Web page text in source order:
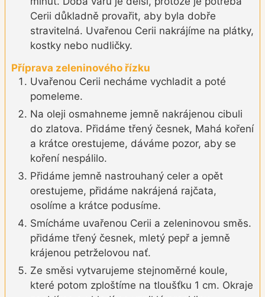
Cerii důkladně provařit, aby byla dobře
stravitelná. Uvařenou Cerii nakrájíme na plátky,
kostky nebo nudličky.
Příprava zeleninového řízku
Uvařenou Cerii necháme vychladit a poté
pomeleme.
Na oleji osmahneme jemně nakrájenou cibuli
do zlatova. Přidáme třený česnek, Mahá koření
a krátce orestujeme, dáváme pozor, aby se
koření nespálilo.
Přidáme jemně nastrouhaný celer a opět
orestujeme, přidáme nakrájená rajčata,
osolíme a krátce podusíme.
Smícháme uvařenou Cerii a zeleninovou směs.
přidáme třený česnek, mletý pepř a jemně
krájenou petrželovou nať.
Ze směsi vytvarujeme stejnoměrné koule,
které potom zploštíme na tloušťku 1 cm. Okraje